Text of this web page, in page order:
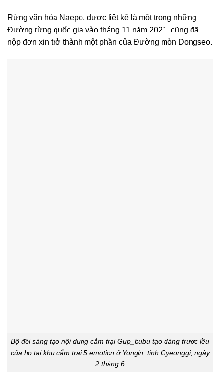
Rừng văn hóa Naepo, được liệt kê là một trong những
Đường rừng quốc gia vào tháng 11 năm 2021, cũng đã
nộp đơn xin trở thành một phần của Đường mòn Dongseo.
Bộ đôi sáng tạo nội dung cắm trại Gup_bubu tạo dáng trước lều
của họ tại khu cắm trại 5.emotion ở Yongin, tỉnh Gyeonggi, ngày
2 tháng 6